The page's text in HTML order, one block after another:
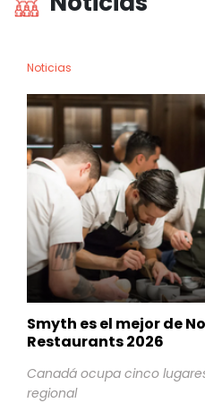
Noticias
Smyth es el mejor de
Restaurants 2026
Canadá ocupa cinco
regional